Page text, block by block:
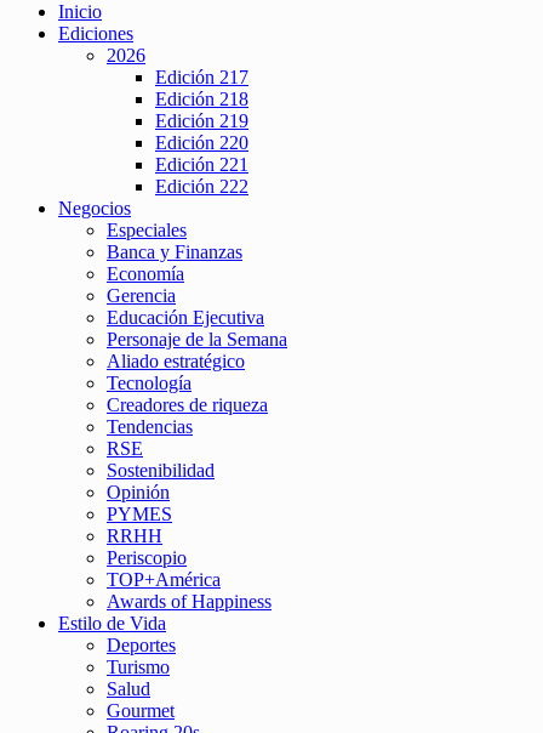
Inicio
Ediciones
2026
Edición 217
Edición 218
Edición 219
Edición 220
Edición 221
Edición 222
Negocios
Especiales
Banca y Finanzas
Economía
Gerencia
Educación Ejecutiva
Personaje de la Semana
Aliado estratégico
Tecnología
Creadores de riqueza
Tendencias
RSE
Sostenibilidad
Opinión
PYMES
RRHH
Periscopio
TOP+América
Awards of Happiness
Estilo de Vida
Deportes
Turismo
Salud
Gourmet